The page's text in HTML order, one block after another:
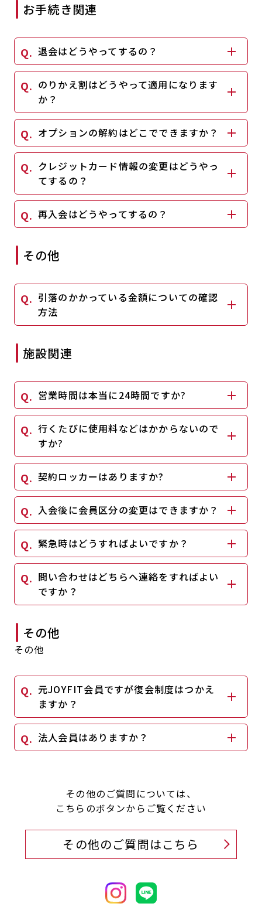
お手続き関連
退会はどうやってするの？
のりかえ割はどうやって適用になります
か？
オプションの解約はどこでできますか？
クレジットカード情報の変更はどうやっ
てするの？
再入会はどうやってするの？
その他
引落のかかっている金額についての確認
方法
施設関連
営業時間は本当に24時間ですか?
行くたびに使用料などはかからないので
すか?
契約ロッカーはありますか?
入会後に会員区分の変更はできますか？
緊急時はどうすればよいですか？
問い合わせはどちらへ連絡をすればよい
ですか？
その他
その他
元JOYFIT会員ですが復会制度はつかえ
ますか？
法人会員はありますか？
その他のご質問については、
こちらのボタンからご覧ください
その他のご質問はこちら